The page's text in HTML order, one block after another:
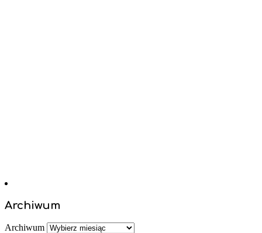
Archiwum
Archiwum